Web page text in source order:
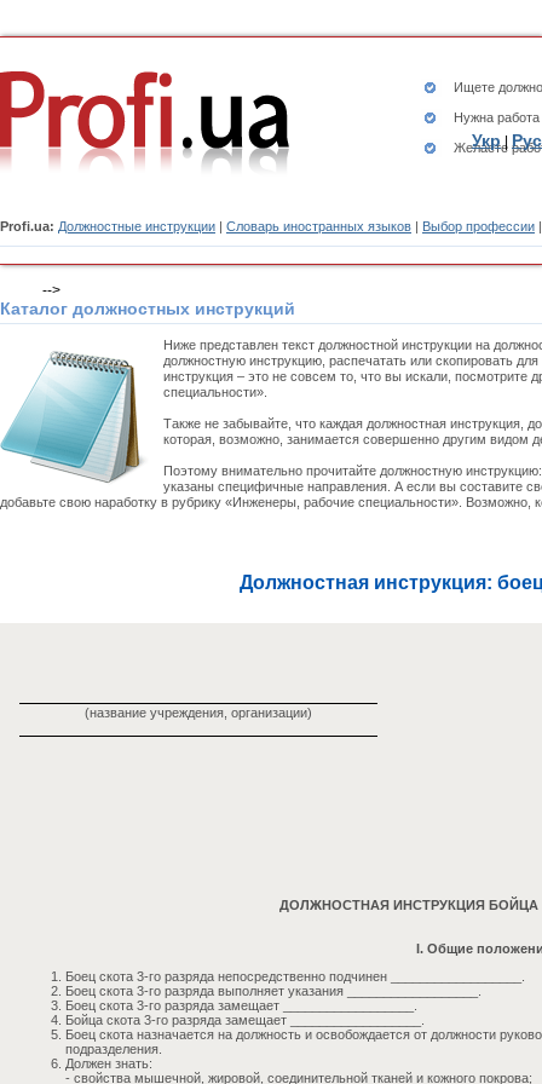
Ищете
Нужна
Желаете
Profi.ua: Должностные инструкции | Словарь иностранных языков | Выбор профессии
Укр| Рус
-->
Каталог должностных инструкций
Ниже представлен текст должностной инструкции на
должностную инструкцию, распечатать или скопировать
инструкция – это не совсем то, что вы искали, посмотрите
специальности».
Также не забывайте, что каждая должностная инструкция,
которая, возможно, занимается совершенно другим видом
Поэтому внимательно прочитайте должностную
указаны специфичные направления. А если вы составите
добавьте свою наработку в рубрику «Инженеры, рабочие специальности». Возможно,
Должностная инструкция:
(название учреждения, организации)
ДОЛЖНОСТНАЯ ИНСТРУКЦИЯ БОЙЦА
I. Общие
Боец скота 3-го разряда непосредственно подчинен __________________.
Боец скота 3-го разряда выполняет указания __________________.
Боец скота 3-го разряда замещает __________________.
Бойца скота 3-го разряда замещает __________________.
Боец скота назначается на должность и освобождается от должности
подразделения.
Должен знать:
- свойства мышечной, жировой, соединительной тканей и кожного покрова;